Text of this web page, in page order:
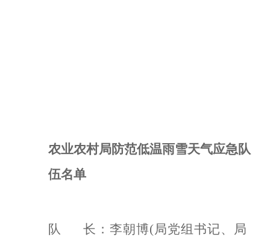
农业农村局防范低温雨雪天气应急队
伍名单
队 长：李朝博(局党组书记、局